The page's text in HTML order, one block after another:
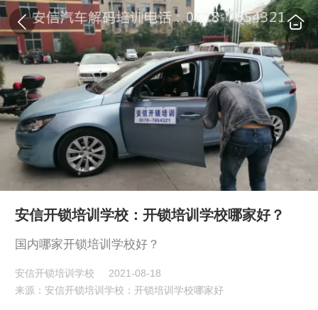
安信开锁培训学校：开锁培训学校哪家好？
国内哪家开锁培训学校好？
安信开锁培训学校
2021-08-18
来源：安信开锁培训学校：开锁培训学校哪家好